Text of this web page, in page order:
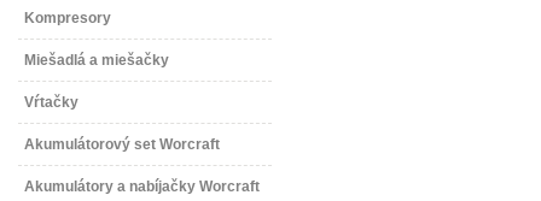
Kompresory
Miešadlá a miešačky
Vŕtačky
Akumulátorový set Worcraft
Akumulátory a nabíjačky Worcraft